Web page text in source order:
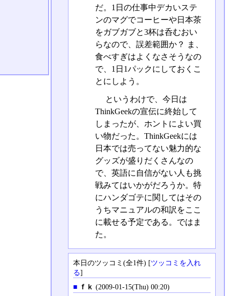
だ。1日の仕事中デカいステ
ンのマグでコーヒーや日本茶
をガブガブと3杯は呑むおい
らなので、誤差範囲か？ ま、
食べすぎはよくなさそうなの
で、1日1パックにしておくこ
とにしよう。
というわけで、今日は
ThinkGeekの宣伝に終始して
しまったが、ホントによい買
い物だった。ThinkGeekには
日本では売ってない魅力的な
グッズが盛りだくさんなの
で、英語に自信がない人も挑
戦みてはいかがだろうか。特
にハンダゴテに関してはその
うちマニュアルの和訳をここ
に載せる予定である。ではま
た。
本日のツッコミ(全1件) [ツッコミを入れ
る]
■ ｆｋ (2009-01-15(Thu) 00:20)